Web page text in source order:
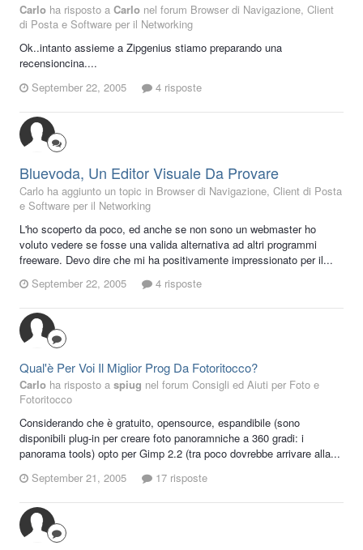
Carlo ha risposto a Carlo nel forum Browser di Navigazione, Client
di Posta e Software per il Networking
Ok..intanto assieme a Zipgenius stiamo preparando una
recensioncina....
September 22, 2005
4 risposte
Bluevoda, Un Editor Visuale Da Provare
Carlo ha aggiunto un topic in Browser di Navigazione, Client di Posta
e Software per il Networking
L'ho scoperto da poco, ed anche se non sono un webmaster ho
voluto vedere se fosse una valida alternativa ad altri programmi
freeware. Devo dire che mi ha positivamente impressionato per il...
September 22, 2005
4 risposte
Qual'è Per Voi Il Miglior Prog Da Fotoritocco?
Carlo ha risposto a spiug nel forum Consigli ed Aiuti per Foto e
Fotoritocco
Considerando che è gratuito, opensource, espandibile (sono
disponibili plug-in per creare foto panoramniche a 360 gradi: i
panorama tools) opto per Gimp 2.2 (tra poco dovrebbe arrivare alla...
September 21, 2005
17 risposte